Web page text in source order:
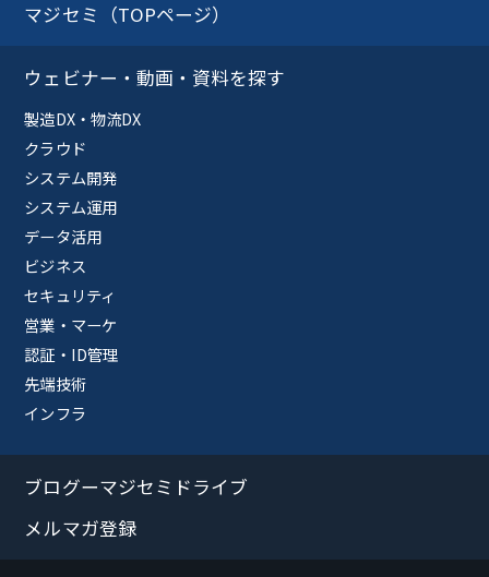
マジセミ（TOPページ）
ウェビナー・動画・資料を探す
製造DX・物流DX
クラウド
システム開発
システム運用
データ活用
ビジネス
セキュリティ
営業・マーケ
認証・ID管理
先端技術
インフラ
ブログーマジセミドライブ
メルマガ登録